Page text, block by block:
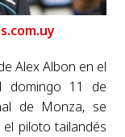
Alex Albon en el
domingo 11 de
de Monza, se
piloto tailandés